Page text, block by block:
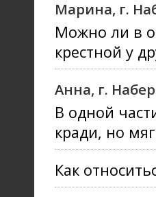
Марина, г.
Можно ли в
крестной у
Анна, г.
В одной
кради, но
Как